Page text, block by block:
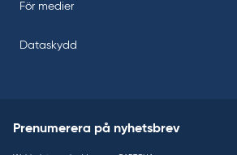
För medier
Dataskydd
Prenumerera på nyhetsbrev